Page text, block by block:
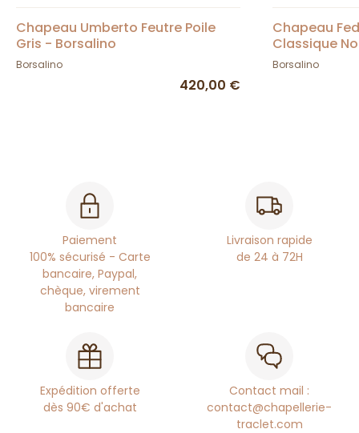
Chapeau Umberto Feutre Poile
Gris - Borsalino
Borsalino
420,00 €
Chapeau
Classique
Borsalino
Paiement
100% sécurisé - Carte
bancaire, Paypal,
chèque, virement
bancaire
Livraison rapide
de 24 à 72H
Expédition offerte
dès 90€ d'achat
Contact mail :
contact@chapellerie-
traclet.com